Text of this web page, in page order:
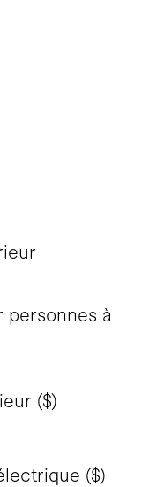
personnes à
($)
($)